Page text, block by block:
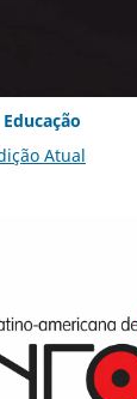
Atual